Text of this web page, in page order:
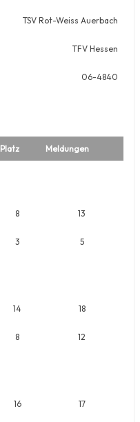
TSV Rot-Weiss Auerbach
TFV Hessen
06-4840
Platz Meldungen
8 13
3 5
14 18
8 12
16 17